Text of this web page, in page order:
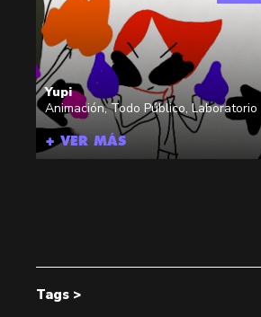
Yupi
Animación,Todo Público, Laboratorio
+ VER MÁS
Tags >